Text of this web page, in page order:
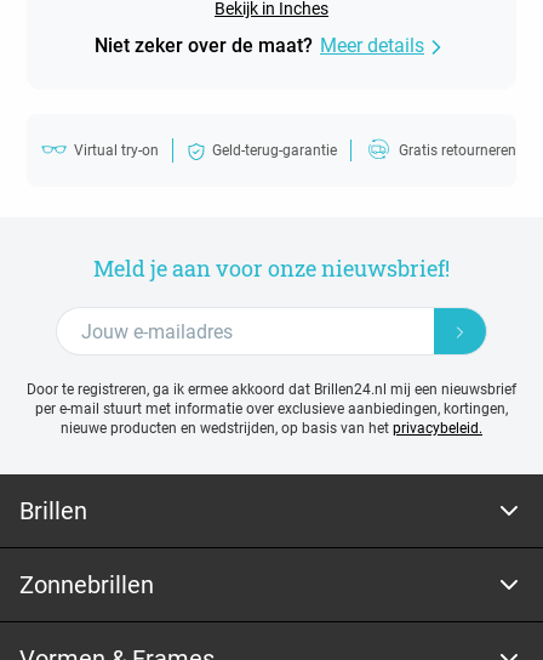
Bekijk in Inches
Niet zeker over de maat? Meer details
Virtual try-on Geld-terug-garantie Gratis retourneren
Meld je aan voor onze nieuwsbrief!
Door te registreren, ga ik ermee akkoord dat Brillen24.nl mij een nieuwsbrief
per e-mail stuurt met informatie over exclusieve aanbiedingen, kortingen,
nieuwe producten en wedstrijden, op basis van het privacybeleid.
Brillen
Zonnebrillen